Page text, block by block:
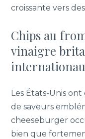
croissante vers
Chips au
vinaigre
Les États-Unis
de saveurs
cheeseburger
bien que